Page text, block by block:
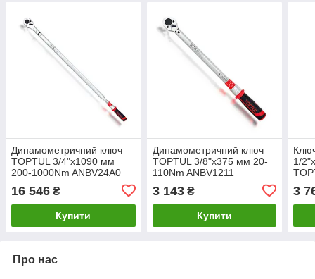
Динамометричний ключ
TOPTUL 3/4"x1090 мм
200-1000Nm ANBV24A0
16 546 ₴
Купити
Динамометричний ключ
TOPTUL 3/8"x375 мм 20-
110Nm ANBV1211
3 143₴
Купити
1/
3
Про нас